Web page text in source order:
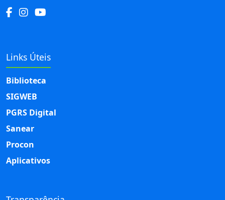
Links Úteis
Biblioteca
SIGWEB
PGRS Digital
Sanear
Procon
Aplicativos